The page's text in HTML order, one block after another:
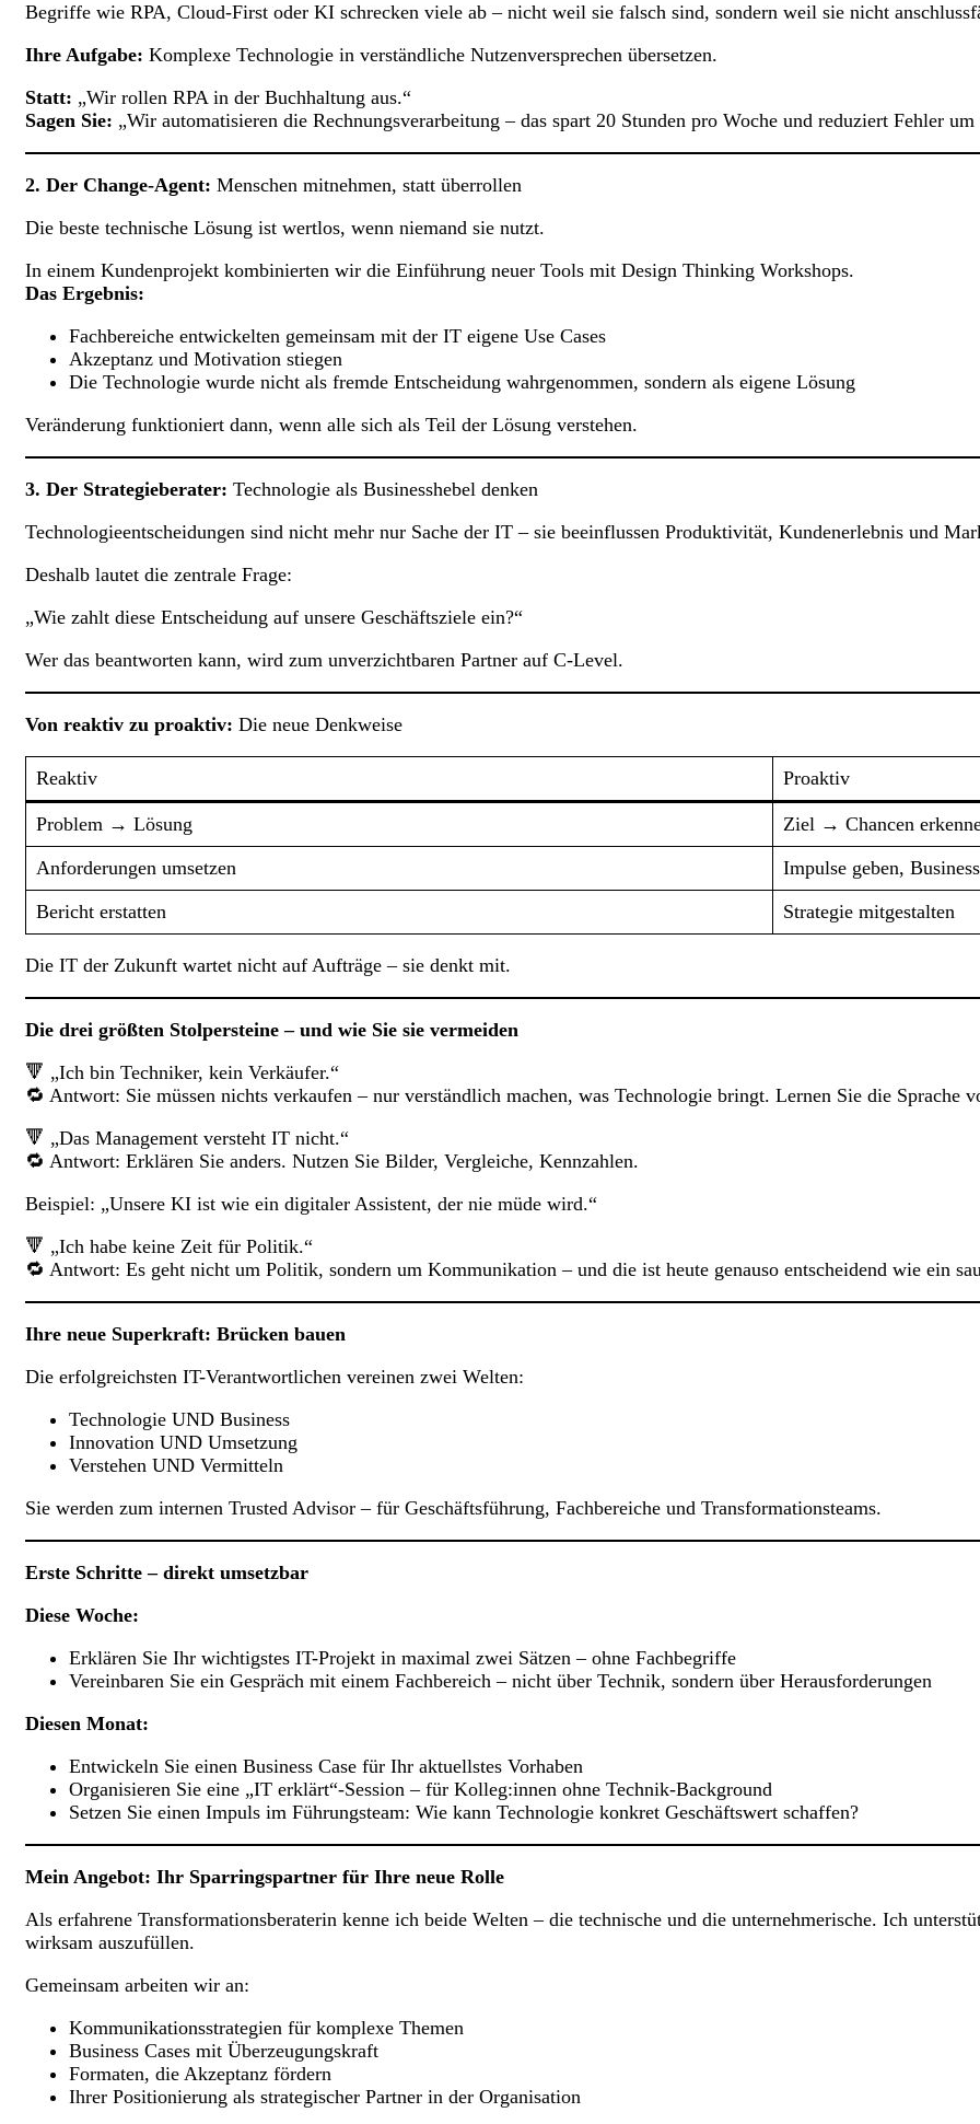
Begriffe wie RPA, Cloud-First oder KI schrecken viele ab – nicht weil sie falsch sind, sondern weil sie nicht
Ihre Aufgabe: Komplexe Technologie in verständliche Nutzenversprechen übersetzen.
Statt: „Wir rollen RPA in der Buchhaltung aus.“
Sagen Sie: „Wir automatisieren die Rechnungsverarbeitung – das spart 20 Stunden pro Woche und reduziert Fehler um
2. Der Change-Agent: Menschen mitnehmen, statt überrollen
Die beste technische Lösung ist wertlos, wenn niemand sie nutzt.
In einem Kundenprojekt kombinierten wir die Einführung neuer Tools mit Design Thinking Workshops.
Das Ergebnis:
Fachbereiche entwickelten gemeinsam mit der IT eigene Use Cases
Akzeptanz und Motivation stiegen
Die Technologie wurde nicht als fremde Entscheidung wahrgenommen, sondern als eigene Lösung
Veränderung funktioniert dann, wenn alle sich als Teil der Lösung verstehen.
3. Der Strategieberater: Technologie als Businesshebel denken
Technologieentscheidungen sind nicht mehr nur Sache der IT – sie beeinflussen Produktivität, Kundenerlebnis und
Deshalb lautet die zentrale Frage:
„Wie zahlt diese Entscheidung auf unsere Geschäftsziele ein?“
Wer das beantworten kann, wird zum unverzichtbaren Partner auf C-Level.
Von reaktiv zu proaktiv: Die neue Denkweise
Reaktiv Proaktiv
Problem → Lösung
Ziel → Chancen
Anforderungen umsetzen
Impulse geben,
Bericht erstatten
Strategie mitgestalten
Die IT der Zukunft wartet nicht auf Aufträge – sie denkt mit.
Die drei größten Stolpersteine – und wie Sie sie vermeiden
🔻 „Ich bin Techniker, kein Verkäufer.“
🔁 Antwort: Sie müssen nichts verkaufen – nur verständlich machen, was Technologie bringt. Lernen Sie die Sprache
🔻 „Das Management versteht IT nicht.“
🔁 Antwort: Erklären Sie anders. Nutzen Sie Bilder, Vergleiche, Kennzahlen.
Beispiel: „Unsere KI ist wie ein digitaler Assistent, der nie müde wird.“
🔻 „Ich habe keine Zeit für Politik.“
🔁 Antwort: Es geht nicht um Politik, sondern um Kommunikation – und die ist heute genauso entscheidend wie ein
Ihre neue Superkraft: Brücken bauen
Die erfolgreichsten IT-Verantwortlichen vereinen zwei Welten:
Technologie UND Business
Innovation UND Umsetzung
Verstehen UND Vermitteln
Sie werden zum internen Trusted Advisor – für Geschäftsführung, Fachbereiche und Transformationsteams.
Erste Schritte – direkt umsetzbar
Diese Woche:
Erklären Sie Ihr wichtigstes IT-Projekt in maximal zwei Sätzen – ohne Fachbegriffe
Vereinbaren Sie ein Gespräch mit einem Fachbereich – nicht über Technik, sondern über Herausforderungen
Diesen Monat:
Entwickeln Sie einen Business Case für Ihr aktuellstes Vorhaben
Organisieren Sie eine „IT erklärt“-Session – für Kolleg:innen ohne Technik-Background
Setzen Sie einen Impuls im Führungsteam: Wie kann Technologie konkret Geschäftswert schaffen?
Mein Angebot: Ihr Sparringspartner für Ihre neue Rolle
Als erfahrene Transformationsberaterin kenne ich beide Welten – die technische und die unternehmerische. Ich
wirksam auszufüllen.
Gemeinsam arbeiten wir an:
Kommunikationsstrategien für komplexe Themen
Business Cases mit Überzeugungskraft
Formaten, die Akzeptanz fördern
Ihrer Positionierung als strategischer Partner in der Organisation